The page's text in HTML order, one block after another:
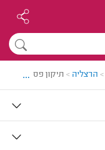
> הרצליה > תיקון פסנתר
...